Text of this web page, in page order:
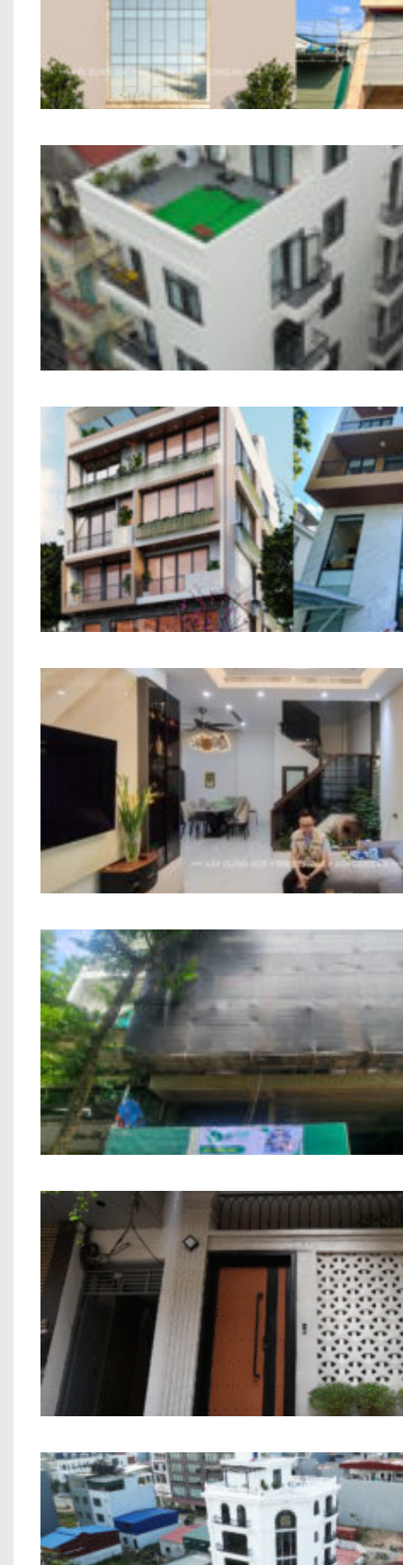
Nhà Ở Kết Hợp Văn Phòng Anh Phùng
Công trình Chung Cư Mini Anh Trung
Tòa Nhà Văn Phòng Anh Dương Long
Thi công trọn gói công trình Anh Trung
Xây Thô Khách Sạn Nguyễn Văn Ngọc
Nhà Phố 7 Tầng Chú Thắng Thanh